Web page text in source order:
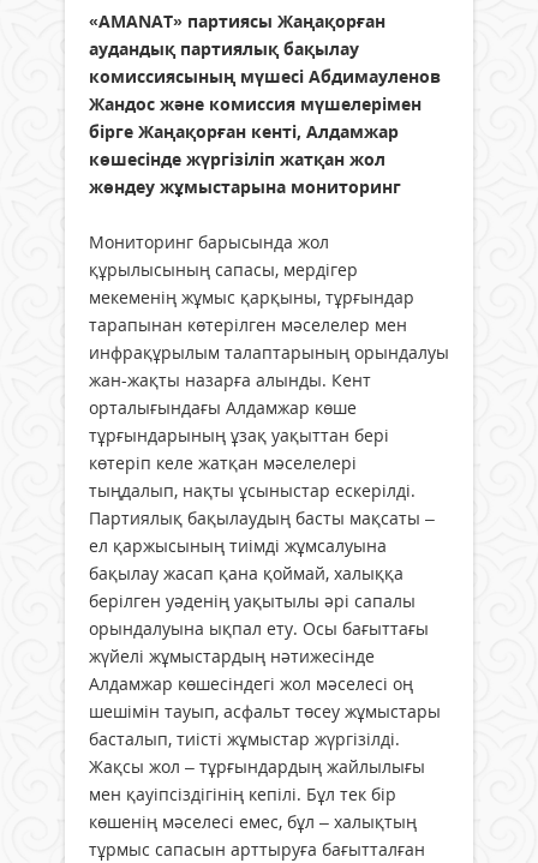
«AMANAT» партиясы Жаңақорған
аудандық партиялық бақылау
комиссиясының мүшесі Абдимауленов
Жандос және комиссия мүшелерімен
бірге Жаңақорған кенті, Алдамжар
көшесінде жүргізіліп жатқан жол
жөндеу жұмыстарына мониторинг
Мониторинг барысында жол
құрылысының сапасы, мердігер
мекеменің жұмыс қарқыны, тұрғындар
тарапынан көтерілген мәселелер мен
инфрақұрылым талаптарының орындалуы
жан-жақты назарға алынды. Кент
орталығындағы Алдамжар көше
тұрғындарының ұзақ уақыттан бері
көтеріп келе жатқан мәселелері
тыңдалып, нақты ұсыныстар ескерілді.
Партиялық бақылаудың басты мақсаты –
ел қаржысының тиімді жұмсалуына
бақылау жасап қана қоймай, халыққа
берілген уәденің уақытылы әрі сапалы
орындалуына ықпал ету. Осы бағыттағы
жүйелі жұмыстардың нәтижесінде
Алдамжар көшесіндегі жол мәселесі оң
шешімін тауып, асфальт төсеу жұмыстары
басталып, тиісті жұмыстар жүргізілді.
Жақсы жол – тұрғындардың жайлылығы
мен қауіпсіздігінің кепілі. Бұл тек бір
көшенің мәселесі емес, бұл – халықтың
тұрмыс сапасын арттыруға бағытталған